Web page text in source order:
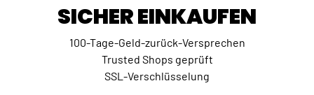
SICHER EINKAUFEN
100-Tage-Geld-zurück-Versprechen
Trusted Shops geprüft
SSL-Verschlüsselung